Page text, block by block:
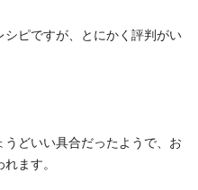
ピですが、とにかく評判がい
どいい具合だったようで、お
ます。